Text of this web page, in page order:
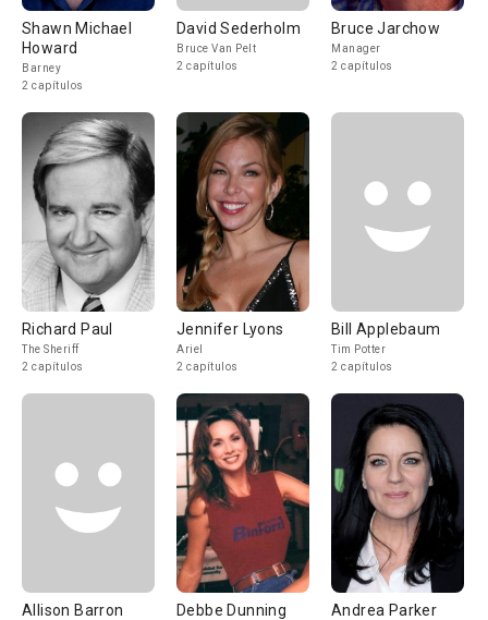
Shawn Michael
Howard
Barney
2 capítulos
David Sederholm
Bruce Van Pelt
2 capítulos
Bruce Jarchow
Manager
2 capítulos
Richard Paul
The Sheriff
2 capítulos
Jennifer Lyons
Ariel
2 capítulos
Bill Applebaum
Tim Potter
2 capítulos
Allison Barron Debbe Dunning Andrea Parker